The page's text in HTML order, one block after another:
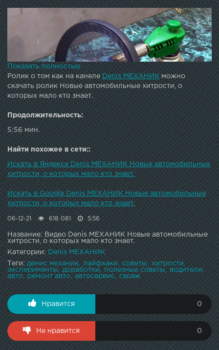
Показать полностью
Ролик о том как на канеле Denis МЕХАНИК можно
скачать ролик Новые автомобильные хитрости, о
которых мало кто знает.
Продолжительность:
5:56 мин.
Найти похожее в сети::
Искать в Яндексе Denis МЕХАНИК Новые автомобильные
хитрости, о которых мало кто знает.
Искать в Google Denis МЕХАНИК Новые автомобильные
хитрости, о которых мало кто знает.
06-12-21 618 081 5:56
Название: Видео Denis МЕХАНИК Новые автомобильные
хитрости, о которых мало кто знает.
Категории: Denis МЕХАНИК
Теги:денис механик лайфхаки советы
хитрости
эксперименты
доработки полезные советы
водители
авто
ремонт авто автосервис гараж
Нравится 0
Не нравится 0